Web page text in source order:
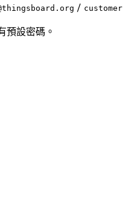
/ customer
預設密碼。